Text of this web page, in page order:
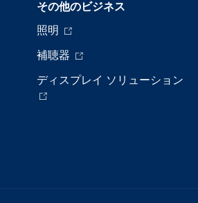
その他のビジネス
照明
補聴器
ディスプレイ ソリューション